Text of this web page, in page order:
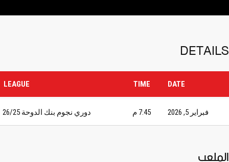
DETAILS
DATE
TIME
LEAGUE
فبراير 5, 2026 7:45 م دوري نجوم بنك الدوحة 26/25